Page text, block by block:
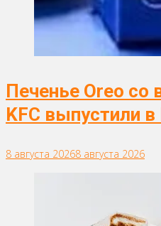
Печенье Oreo со
KFC выпустили в
8 августа 20268 августа 2026